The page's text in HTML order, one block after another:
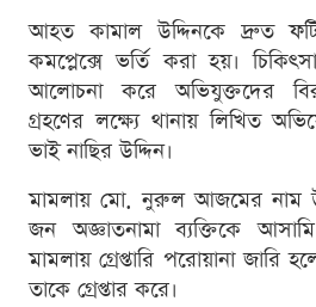
আহত কামাল উদ্দিনকে দ্রুত
কমপ্লেক্সে ভর্তি করা হয়।
আলোচনা করে অভিযুক্তদের
গ্রহণের লক্ষ্যে থানায় লিখিত
ভাই নাছির উদ্দিন।
মামলায় মো. নুরুল আজমের নাম
জন অজ্ঞাতনামা ব্যক্তিকে
মামলায় গ্রেপ্তারি পরোয়ানা জারি
তাকে গ্রেপ্তার করে।